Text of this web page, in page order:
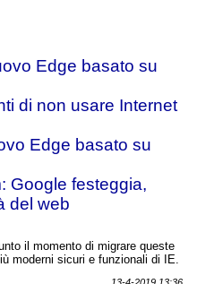
Edge basato su
di non usare Internet
Edge basato su
Google festeggia,
del web
il momento di migrare queste
moderni sicuri e funzionali di IE.